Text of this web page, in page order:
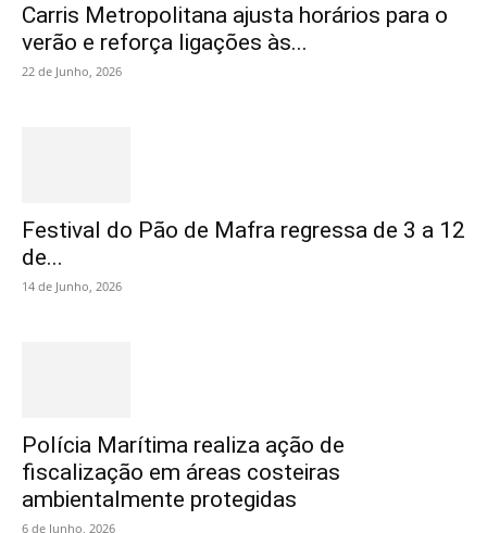
Carris Metropolitana ajusta horários para o
verão e reforça ligações às...
22 de Junho, 2026
Festival do Pão de Mafra regressa de 3 a 12
de...
14 de Junho, 2026
Polícia Marítima realiza ação de
fiscalização em áreas costeiras
ambientalmente protegidas
6 de Junho, 2026